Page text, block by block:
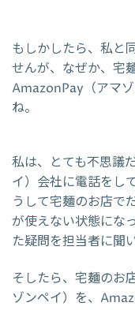
もしかしたら、私と
せんが、なぜか、宅
AmazonPay（アマ
ね。
私は、とても不思議
イ）会社に電話をし
うして宅麺のお店で
が使えない状態にな
た疑問を担当者に聞
そしたら、宅麺のお
ゾンペイ）を、